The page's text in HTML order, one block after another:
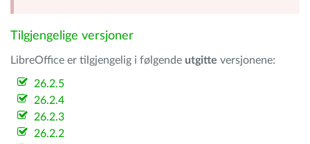
Tilgjengelige versjoner
LibreOffice er tilgjengelig i følgende utgitte versjonene:
26.2.5
26.2.4
26.2.3
26.2.2